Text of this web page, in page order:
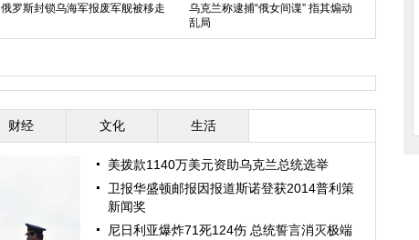
俄罗斯封锁乌海军报废军舰被移走
乌克兰称逮捕“俄女间谍” 指其煽动
乱局
财经 文化 生活
美拨款1140万美元资助乌克兰总统选举
卫报华盛顿邮报因报道斯诺登获2014普利策
新闻奖
尼日利亚爆炸71死124伤 总统誓言消灭极端